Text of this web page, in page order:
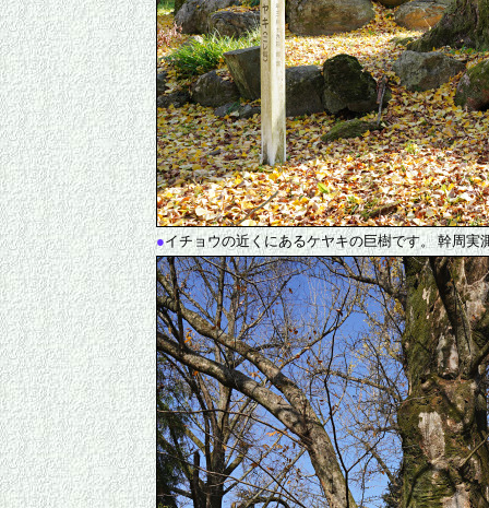
●イチョウの近くにあるケヤキの巨樹です。 幹周実